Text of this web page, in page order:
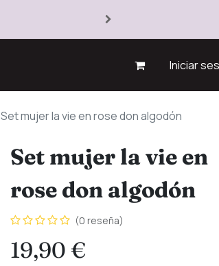
Iniciar
Set mujer la vie en rose don algodón
Set mujer la vie en
rose don algodón
(0 reseña)
19,90 €